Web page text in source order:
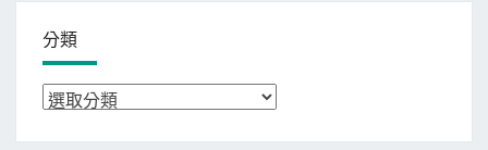
分類
分